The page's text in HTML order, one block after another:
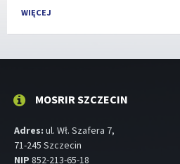
do
dni
WIĘCEJ
MOSRIR SZCZECIN
Adres: ul. Wł. Szafera 7,
71-245 Szczecin
NIP 852-213-65-18